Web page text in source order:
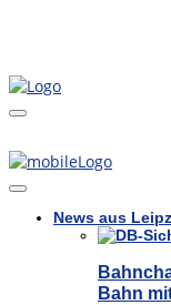
News aus
Bahn